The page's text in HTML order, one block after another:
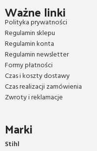
Ważne linki
Polityka prywatności
Regulamin sklepu
Regulamin konta
Regulamin newsletter
Formy płatności
Czas i koszty dostawy
Czas realizacji zamówienia
Zwroty i reklamacje
Marki
Stihl